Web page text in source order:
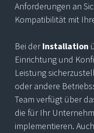
Anforderungen an
Kompatibilität mit
Bei derInstallation
Einrichtung und
Leistung
oder andere
Team verfügt über
die für Ihr
implementieren.